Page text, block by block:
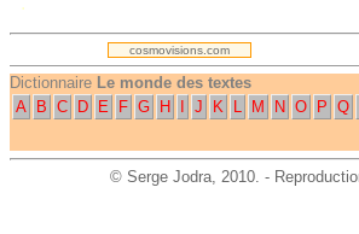
cosmovisions.com
Dictionnaire Le monde des textes
A
B C D E F G H J K L M N O P Q
© Serge Jodra, 2010. -